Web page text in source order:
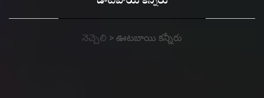
నెచ్చెలి > ఊటబాయి కన్నీరు